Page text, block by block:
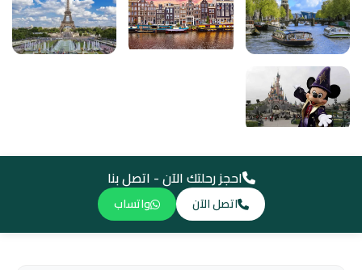
احجز رحلتك الآن - اتصل بنا
اتصل الآن واتساب